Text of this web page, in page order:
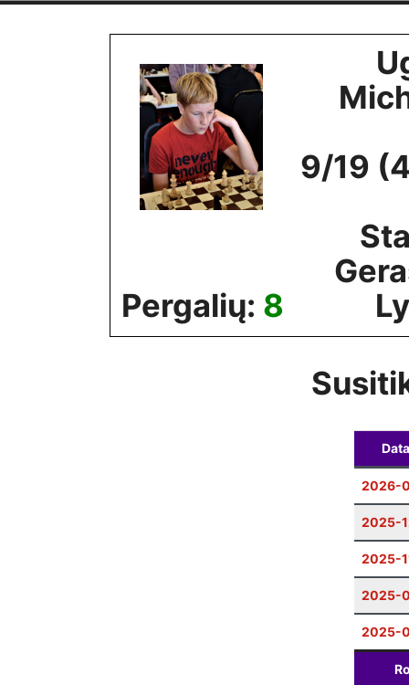
9/19
Pergalių: 8
Data
2026-
2025-
2025-
2025-
2025-